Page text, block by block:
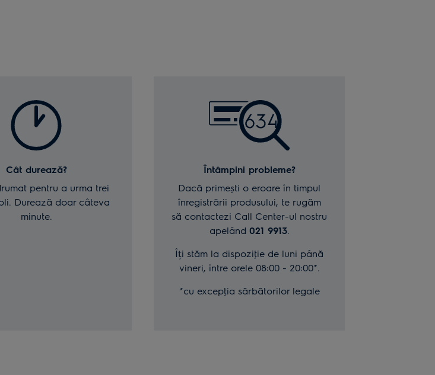
Cât durează?
pentru a urma trei
Durează doar câteva
minute.
Întâmpini probleme?
Dacă primești o eroare în timpul
înregistrării produsului, te rugăm
să contactezi Call Center-ul nostru
apelând 021 9913.
Îți stăm la dispoziţie de luni până
vineri, între orele 08:00 - 20:00*.
*cu excepţia sărbătorilor legale